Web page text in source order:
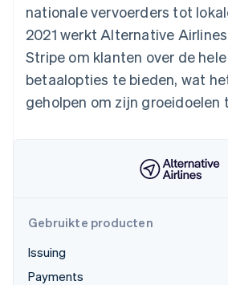
Oprichting van een start-up
Climate
CO₂-verwijdering
Identity
Online identiteitsverificatie
Nu bekijken
Ecosysteem
Partners
Stripe App
nationale vervoerders tot
2021 werkt Alternative
Stripe om klanten over de
betaalopties te bieden, wat
geholpen om zijn groeidoelen
Gebruikte producten
Issuing
Payments